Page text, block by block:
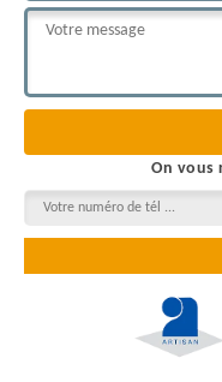
On vous